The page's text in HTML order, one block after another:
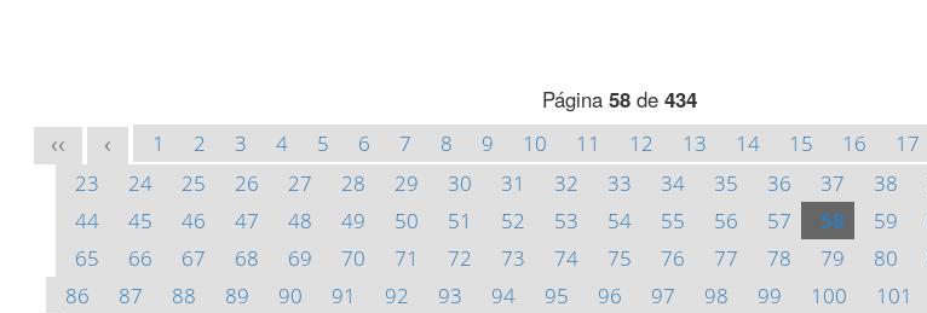
Página 58 de 434
<< < 1 2 3 4 5 6 7 8 9 10 11 12 13 14 15 16 17
23
24 25 26 27 28 29 30 31 32 33 34 35 36 37 38
44
45 46 47 48 49 50 51 52 53 54 55 56 57 58 59
65
66 67 68 69 70 71 72 73 74 75 76 77 78 79 80
86
87 88 89 90 91 92 93 94 95 96 97 98 99 100 101